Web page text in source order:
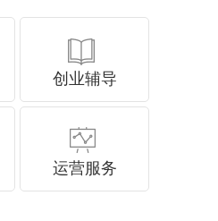
创业辅导
运营服务